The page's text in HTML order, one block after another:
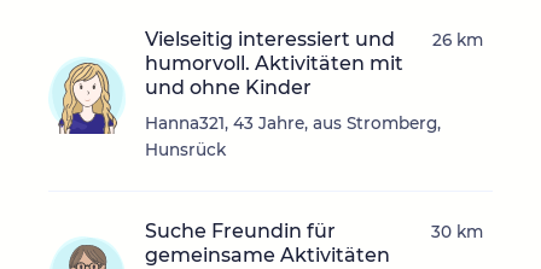
Vielseitig interessiert und
humorvoll. Aktivitäten mit
und ohne Kinder
Hanna321, 43 Jahre, aus Stromberg,
Hunsrück
26 km
Suche Freundin für
gemeinsame Aktivitäten
30 km